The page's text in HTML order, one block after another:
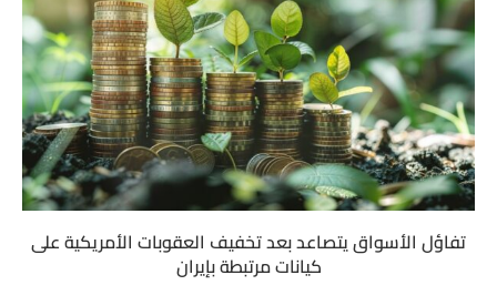
تفاؤل الأسواق يتصاعد بعد تخفيف العقوبات الأمريكية على
كيانات مرتبطة بإيران